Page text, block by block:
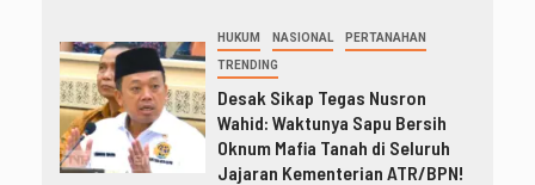
HUKUM NASIONAL PERTANAHAN
TRENDING
Desak Sikap Tegas Nusron
Wahid: Waktunya Sapu Bersih
Oknum Mafia Tanah di Seluruh
Jajaran Kementerian ATR/BPN!